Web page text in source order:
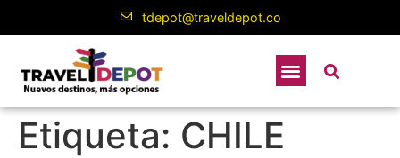
tdepot@traveldepot.co
Etiqueta: CHILE